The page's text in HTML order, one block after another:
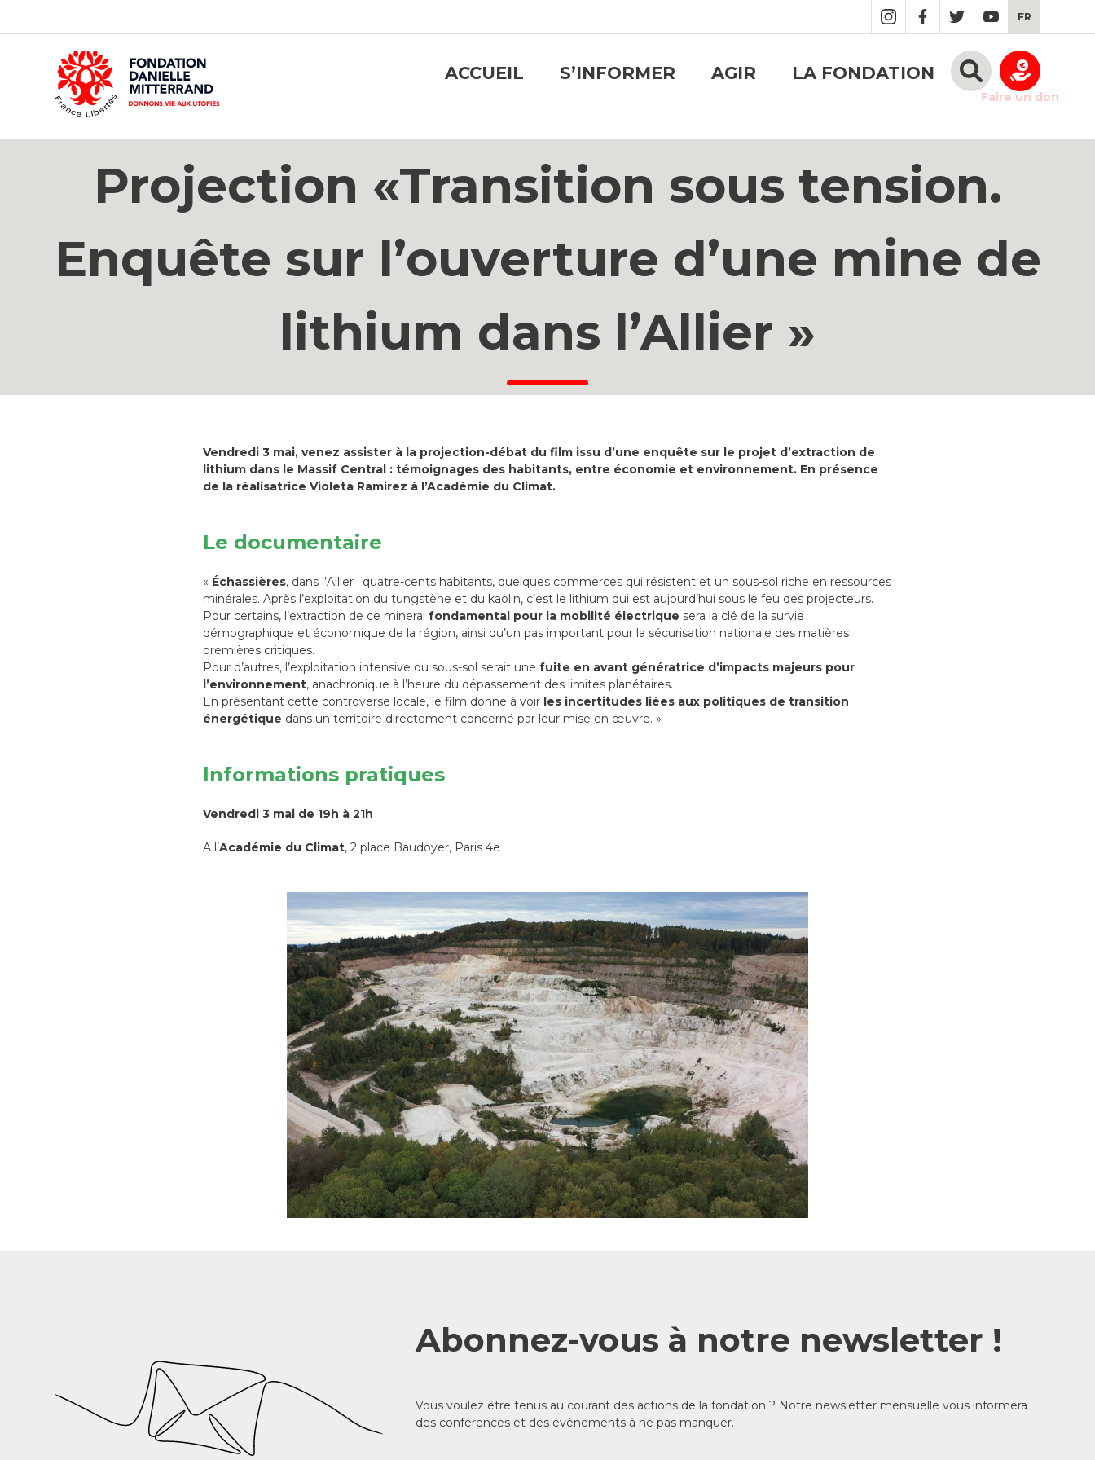
CONTENT
FR
ACCUEIL S’INFORMER AGIR LA FONDATION
Faire un don
Projection «Transition sous tension.
Enquête sur l’ouverture d’une mine de
lithium dans l’Allier »
Vendredi 3 mai, venez assister à la projection-débat du film issu d’une enquête sur le projet d’extraction de
lithium dans le Massif Central : témoignages des habitants, entre économie et environnement. En présence
de la réalisatrice Violeta Ramirez à l’Académie du Climat.
Le documentaire
« Échassières, dans l’Allier : quatre-cents habitants, quelques commerces qui résistent et un sous-sol riche en ressources
minérales. Après l’exploitation du tungstène et du kaolin, c’est le lithium qui est aujourd’hui sous le feu des projecteurs.
Pour certains, l’extraction de ce minerai fondamental pour la mobilité électrique sera la clé de la survie
démographique et économique de la région, ainsi qu’un pas important pour la sécurisation nationale des matières
premières critiques.
Pour d’autres, l’exploitation intensive du sous-sol serait une fuite en avant génératrice d’impacts majeurs pour
l’environnement, anachronique à l’heure du dépassement des limites planétaires.
En présentant cette controverse locale, le film donne à voir les incertitudes liées aux politiques de transition
énergétique dans un territoire directement concerné par leur mise en œuvre. »
Informations pratiques
Vendredi 3 mai de 19h à 21h
A l’Académie du Climat, 2 place Baudoyer, Paris 4e
Abonnez-vous à notre newsletter !
Vous voulez être tenus au courant des actions de la fondation ? Notre newsletter mensuelle vous informera
des conférences et des événements à ne pas manquer.